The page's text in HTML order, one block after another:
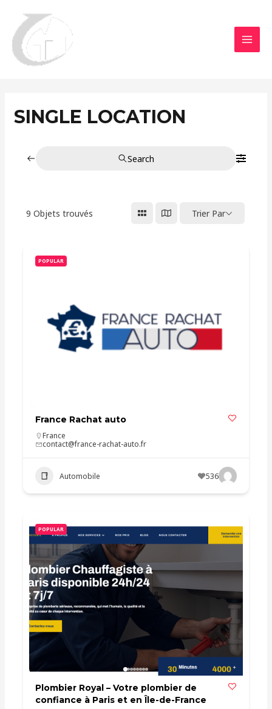
contenu
SINGLE LOCATION
Search
9 Objets trouvés Trier Par
POPULAR
France Rachat auto
France
contact@france-rachat-auto.fr
Automobile 536
POPULAR
Plombier Royal – Votre plombier de
confiance à Paris et en Île-de-France